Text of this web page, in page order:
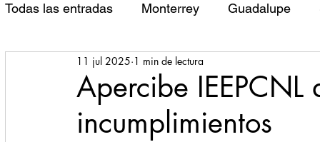
Todas las entradas Monterrey Guadalupe
Santa Catarina San Pedro Garza Garcia
Espectaculos Clima Principal
Apercibe IEEPCNL
incumplimientos
11 jul 2025 1 min de lectura